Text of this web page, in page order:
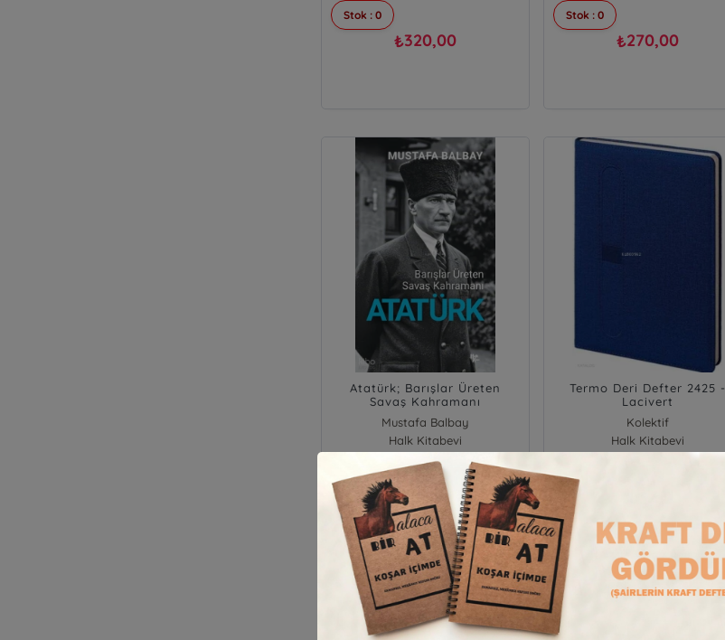
Stok : 0
₺320,00
Stok : 0
₺270,00
Atatürk; Barışlar Üreten
Savaş Kahramanı
Mustafa Balbay
Halk Kitabevi
Stok : 0
₺350,00
Termo Deri Defter 2425 -
Lacivert
Kolektif
Halk Kitabevi
Stok : 0